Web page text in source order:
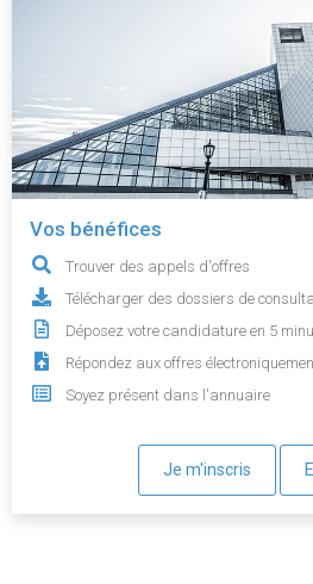
Vos bénéfices
Trouver des appels d'offres
Télécharger des dossiers de
Déposez votre candidature en 5
Répondez aux offres
Soyez présent dans l'annuaire
Je m'inscris